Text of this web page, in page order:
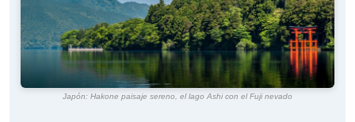
Japón: Hakone paisaje sereno, el lago Ashi con el Fuji nevado